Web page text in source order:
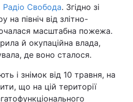
Світ
Наука
Лайт
Інциденти
Радіо Свобода. Згідно зі
на північ від злітно-
масштабна пожежа.
й окупаційна влада,
де воно сталося.
і знімок від 10 травня, на
що на цій території